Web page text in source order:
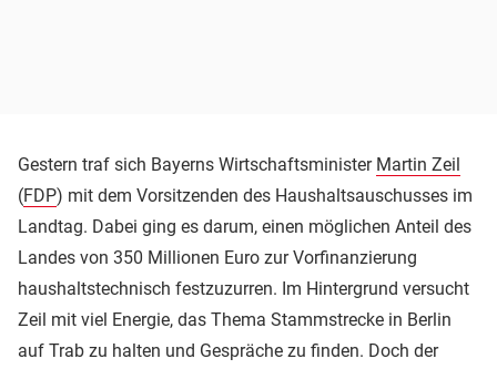
Gestern traf sich Bayerns Wirtschaftsminister Martin Zeil
(FDP) mit dem Vorsitzenden des Haushaltsauschusses im
Landtag. Dabei ging es darum, einen möglichen Anteil des
Landes von 350 Millionen Euro zur Vorfinanzierung
haushaltstechnisch festzuzurren. Im Hintergrund versucht
Zeil mit viel Energie, das Thema Stammstrecke in Berlin
auf Trab zu halten und Gespräche zu finden. Doch der